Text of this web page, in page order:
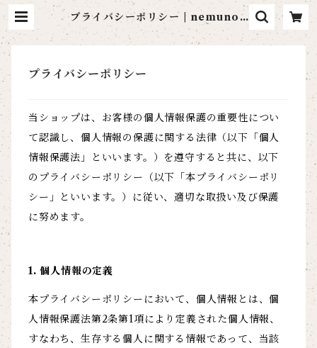
プライバシーポリシー | nemunok
i paper item
プライバシーポリシー
当ショップは、お客様の個人情報保護の重要性につい
て認識し、個人情報の保護に関する法律（以下「個人
情報保護法」といいます。）を遵守すると共に、以下
のプライバシーポリシー（以下「本プライバシーポリ
シー」といいます。）に従い、適切な取扱い及び保護
に努めます。
1. 個人情報の定義
本プライバシーポリシーにおいて、個人情報とは、個
人情報保護法第2条第1項により定義された個人情報、
すなわち、生存する個人に関する情報であって、当該